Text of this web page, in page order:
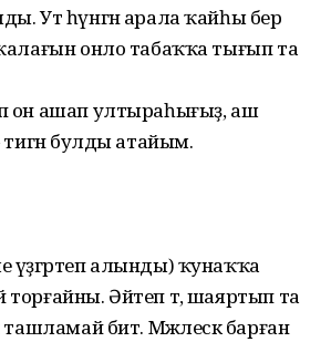
Ут һүнгән арала ҡайһы бер
ҡалағын онло табаҡҡа тығып та
он ашап ултыра­һығыҙ, аш
тигән булды атайым.
үҙгәртеп алынды) ҡунаҡҡа
торғайны. Әйтеп тә, шаяртып та
ташламай бит. Мәжлескә барған